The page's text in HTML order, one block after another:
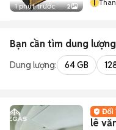
1 phút trước 2
Bạn cần tìm dung lượng
Dung lượng: 64 GB
lê